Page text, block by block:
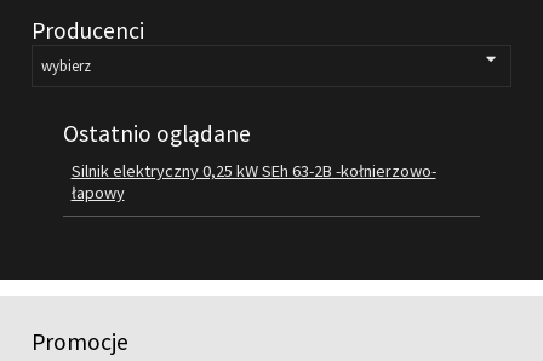
Producenci
Ostatnio oglądane
Silnik elektryczny 0,25 kW SEh 63-2B -kołnierzowo-
łapowy
Promocje